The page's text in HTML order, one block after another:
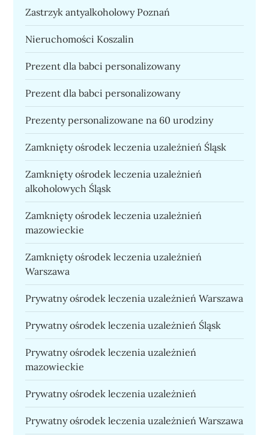
Zastrzyk antyalkoholowy Poznań
Nieruchomości Koszalin
Prezent dla babci personalizowany
Prezent dla babci personalizowany
Prezenty personalizowane na 60 urodziny
Zamknięty ośrodek leczenia uzależnień Śląsk
Zamknięty ośrodek leczenia uzależnień
alkoholowych Śląsk
Zamknięty ośrodek leczenia uzależnień
mazowieckie
Zamknięty ośrodek leczenia uzależnień
Warszawa
Prywatny ośrodek leczenia uzależnień Warszawa
Prywatny ośrodek leczenia uzależnień Śląsk
Prywatny ośrodek leczenia uzależnień
mazowieckie
Prywatny ośrodek leczenia uzależnień
Prywatny ośrodek leczenia uzależnień Warszawa